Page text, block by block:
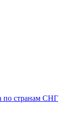
по странам СНГ